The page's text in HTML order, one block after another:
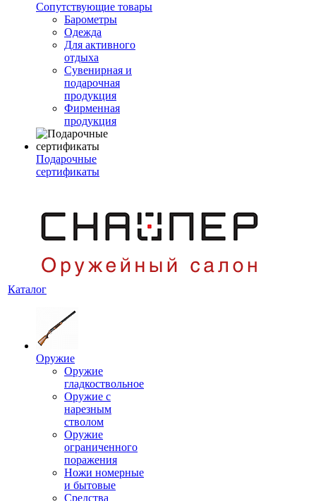
Сопутствующие товары
Барометры
Одежда
Для активного
отдыха
Сувенирная и
подарочная
продукция
Фирменная
продукция
Подарочные
сертификаты
Каталог
Оружие
Оружие
гладкоствольное
Оружие с
нарезным
стволом
Оружие
ограниченного
поражения
Ножи номерные
и бытовые
Средства